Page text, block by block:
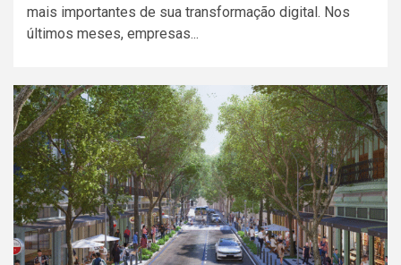
mais importantes de sua transformação digital. Nos
últimos meses, empresas...